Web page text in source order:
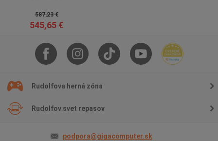
587,23 €
545,65 €
Rudolfova herná zóna
Rudolfov svet repasov
podpora@gigacomputer.sk